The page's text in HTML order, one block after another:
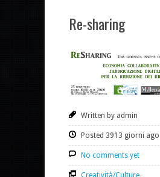
Re-sharing
Written by admin
Posted 3913 giorni ago
No comments yet
Creatività/Culture,